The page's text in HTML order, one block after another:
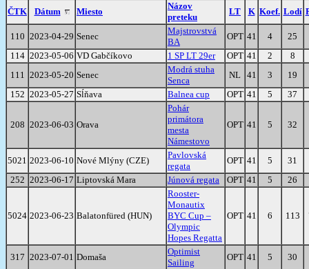
ČTK Dátum Miesto
Názov
preteku
LT K Koef. Lodí
110 2023-04-29 Senec
Majstrovstvá
BA
OPT 41 4 25
114 2023-05-06 VD Gabčíkovo 1 SP LT 29er OPT 41 2
8
111 2023-05-20 Senec
Modrá stuha
Senca
NL 41 3 19
152 2023-05-27 Sĺňava Balnea cup OPT 41 5 37
208 2023-06-03 Orava
Pohár
primátora
mesta
Námestovo
OPT 41 5 32
5021 2023-06-10 Nové Mlýny (CZE)
Pavlovská
regata
OPT 41 5
31
252 2023-06-17 Liptovská Mara Júnová regata OPT 41 5 26
5024 2023-06-23 Balatonfüred (HUN)
Rooster-
Monautix
BYC Cup –
Olympic
Hopes Regatta
OPT 41 6 113
317 2023-07-01 Domaša
Optimist
Sailing
OPT 41 5 30